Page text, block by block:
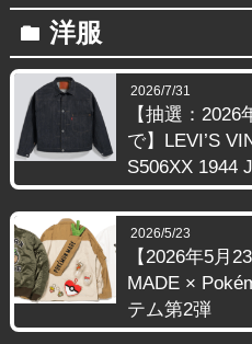
folder 洋服
2026/7/31
【抽選：
で】LEVI’S
S506XX 1944
2026/5/23
【2026年5月
MADE ×
テム第2弾